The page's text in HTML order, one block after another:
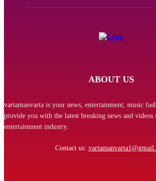
ABOUT US
vartamanvarta is your news, entertainment, music
provide you with the latest breaking news and
entertainment industry.
Contact us: